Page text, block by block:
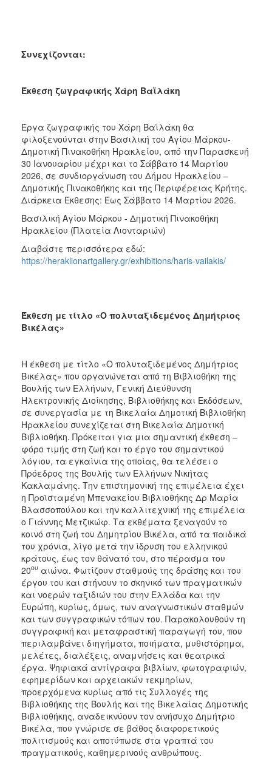
Συνεχίζονται:
Έκθεση ζωγραφικής Χάρη Βαϊλάκη
Έργα ζωγραφικής του Χάρη Βαϊλάκη θα
φιλοξενούνται στην Βασιλική του Αγίου Μάρκου-
Δημοτική Πινακοθήκη Ηρακλείου, από την Παρασκευή
30 Ιανουαρίου μέχρι και το Σάββατο 14 Μαρτίου
2026, σε συνδιοργάνωση του Δήμου Ηρακλείου –
Δημοτικής Πινακοθήκης και της Περιφέρειας Κρήτης.
Διάρκεια Έκθεσης: Έως Σάββατο 14 Μαρτίου 2026.
Βασιλική Αγίου Μάρκου - Δημοτική Πινακοθήκη
Ηρακλείου (Πλατεία Λιονταριών)
Διαβάστε περισσότερα εδώ:
https://heraklionartgallery.gr/exhibitions/haris-vailakis/
Έκθεση με τίτλο «Ο πολυταξιδεμένος Δημήτριος
Βικέλας»
Η έκθεση με τίτλο «Ο πολυταξιδεμένος Δημήτριος
Βικέλας» που οργανώνεται από τη Βιβλιοθήκη της
Βουλής των Ελλήνων, Γενική Διεύθυνση
Ηλεκτρονικής Διοίκησης, Βιβλιοθήκης και Εκδόσεων,
σε συνεργασία με τη Βικελαία Δημοτική Βιβλιοθήκη
Ηρακλείου συνεχίζεται στη Βικελαία Δημοτική
Βιβλιοθήκη. Πρόκειται για μια σημαντική έκθεση –
φόρο τιμής στη ζωή και το έργο του σημαντικού
λόγιου, τα εγκαίνια της οποίας, θα τελέσει ο
Πρόεδρος της Βουλής των Ελλήνων Νικήτας
Κακλαμάνης. Την επιστημονική της επιμέλεια έχει
η Προϊσταμένη Μπενακείου Βιβλιοθήκης Δρ Μαρία
Βλασσοπούλου και την καλλιτεχνική της επιμέλεια
ο Γιάννης Μετζικώφ. Τα εκθέματα ξεναγούν το
κοινό στη ζωή του Δημητρίου Βικέλα, από τα παιδικά
του χρόνια, λίγο μετά την ίδρυση του ελληνικού
κράτους, έως τον θάνατό του, στο πέρασμα του
20ου αιώνα. Φωτίζουν σταθμούς της δράσης και του
έργου του και στήνουν το σκηνικό των πραγματικών
και νοερών ταξιδιών του στην Ελλάδα και την
Ευρώπη, κυρίως, όμως, των αναγνωστικών σταθμών
και των συγγραφικών τόπων του. Παρακολουθούν τη
συγγραφική και μεταφραστική παραγωγή του, που
περιλαμβάνει διηγήματα, ποιήματα, μυθιστόρημα,
μελέτες, διαλέξεις, αναμνήσεις και θεατρικά
έργα. Ψηφιακά αντίγραφα βιβλίων, φωτογραφιών,
εφημερίδων και αρχειακών τεκμηρίων,
προερχόμενα κυρίως από τις Συλλογές της
Βιβλιοθήκης της Βουλής και της Βικελαίας Δημοτικής
Βιβλιοθήκης, αναδεικνύουν τον ανήσυχο Δημήτριο
Βικέλα, που γνώρισε σε βάθος διαφορετικούς
πολιτισμούς και αποτύπωσε στα γραπτά του
πραγματικούς, καθημερινούς ανθρώπους.